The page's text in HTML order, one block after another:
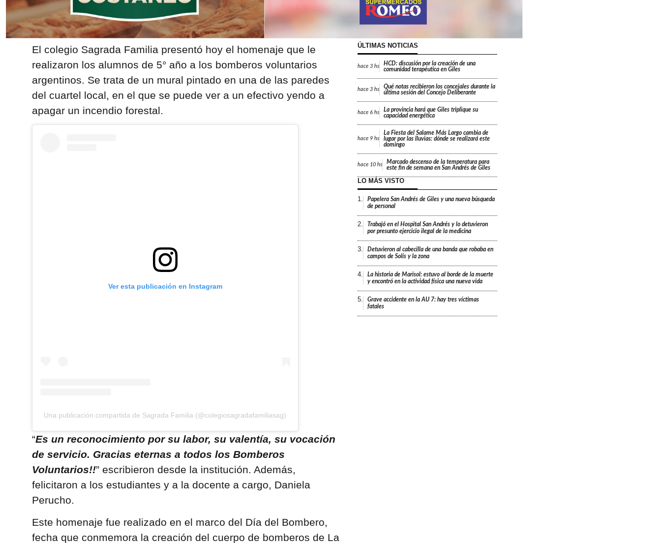
El colegio Sagrada Familia presentó hoy el homenaje que le
realizaron los alumnos de 5° año a los bomberos voluntarios
argentinos. Se trata de un mural pintado en una de las paredes
del cuartel local, en el que se puede ver a un efectivo yendo a
apagar un incendio forestal.
Ver esta publicación en Instagram
Una publicación compartida de Sagrada Familia (@colegiosagradafamiliasag)
“Es un reconocimiento por su labor, su valentía, su vocación
de servicio. Gracias eternas a todos los Bomberos
Voluntarios!!” escribieron desde la institución. Además,
felicitaron a los estudiantes y a la docente a cargo, Daniela
Perucho.
Este homenaje fue realizado en el marco del Día del Bombero,
fecha que conmemora la creación del cuerpo de bomberos de La
ÚLTIMAS NOTICIAS
hace 3 hs
HCD: discusión por la creación de una
comunidad terapéutica en Giles
hace 3 hs
Qué notas recibieron los concejales durante la
última sesión del Concejo Deliberante
hace 6 hs
La provincia hará que Giles triplique su
capacidad energética
hace 9 hs
La Fiesta del Salame Más Largo cambia de
lugar por las lluvias: dónde se realizará este
domingo
hace 10 hs
Marcado descenso de la temperatura para
este fin de semana en San Andrés de Giles
LO MÁS VISTO
1.
Papelera San Andrés de Giles y una nueva búsqueda
de personal
2.
Trabajó en el Hospital San Andrés y lo detuvieron
por presunto ejercicio ilegal de la medicina
3.
Detuvieron al cabecilla de una banda que robaba en
campos de Solís y la zona
4.
La historia de Marisol: estuvo al borde de la muerte
y encontró en la actividad física una nueva vida
5.
Grave accidente en la AU 7: hay tres víctimas
fatales